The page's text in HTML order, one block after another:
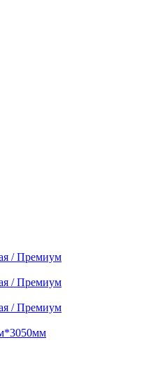
/ Премиум
/ Премиум
/ Премиум